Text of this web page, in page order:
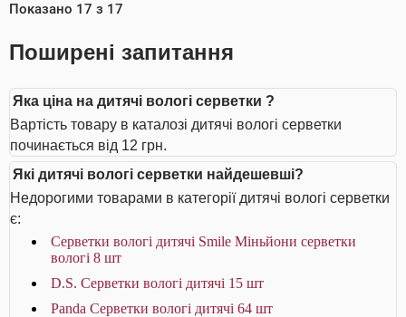
Показано 17 з 17
Поширені запитання
Яка ціна на дитячі вологі серветки ?
Вартість товару в каталозі дитячі вологі серветки
починається від 12 грн.
Які дитячі вологі серветки найдешевші?
Недорогими товарами в категорії дитячі вологі серветки
є:
Серветки вологі дитячі Smile Міньйони серветки
вологі 8 шт
D.S. Серветки вологі дитячі 15 шт
Panda Серветки вологі дитячі 64 шт